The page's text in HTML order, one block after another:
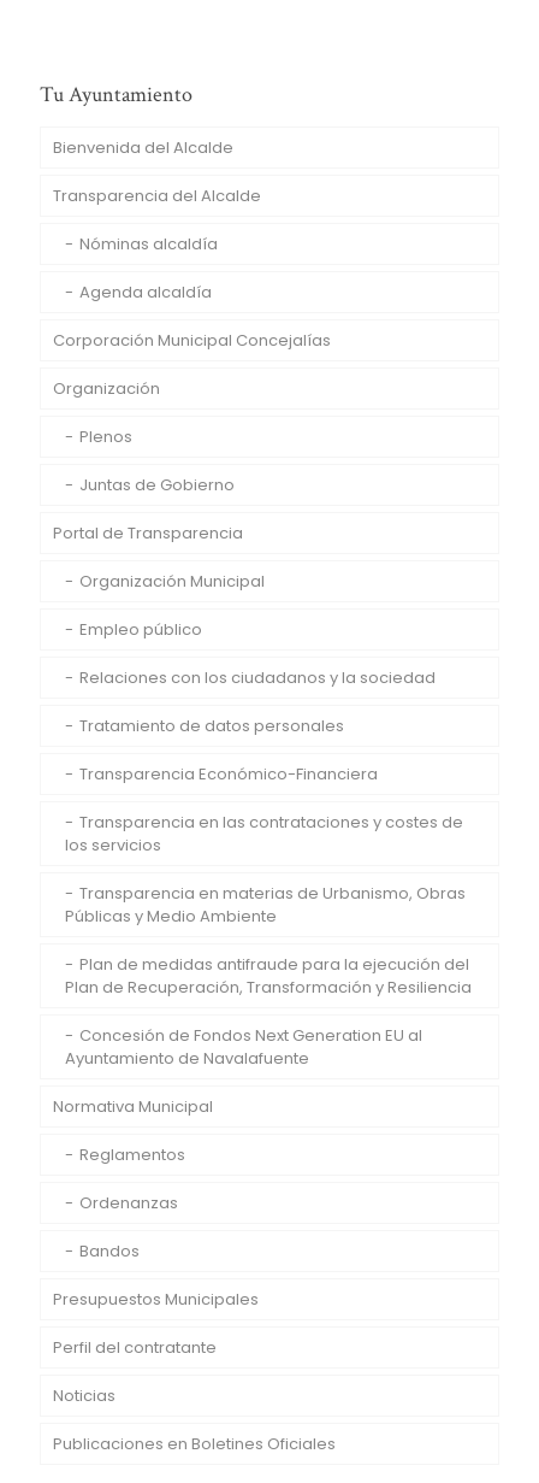
Tu Ayuntamiento
Bienvenida del Alcalde
Transparencia del Alcalde
Nóminas alcaldía
Agenda alcaldía
Corporación Municipal Concejalías
Organización
Plenos
Juntas de Gobierno
Portal de Transparencia
Organización Municipal
Empleo público
Relaciones con los ciudadanos y la sociedad
Tratamiento de datos personales
Transparencia Económico-Financiera
Transparencia en las contrataciones y costes de
los servicios
Transparencia en materias de Urbanismo, Obras
Públicas y Medio Ambiente
Plan de medidas antifraude para la ejecución del
Plan de Recuperación, Transformación y Resiliencia
Concesión de Fondos Next Generation EU al
Ayuntamiento de Navalafuente
Normativa Municipal
Reglamentos
Ordenanzas
Bandos
Presupuestos Municipales
Perfil del contratante
Noticias
Publicaciones en Boletines Oficiales